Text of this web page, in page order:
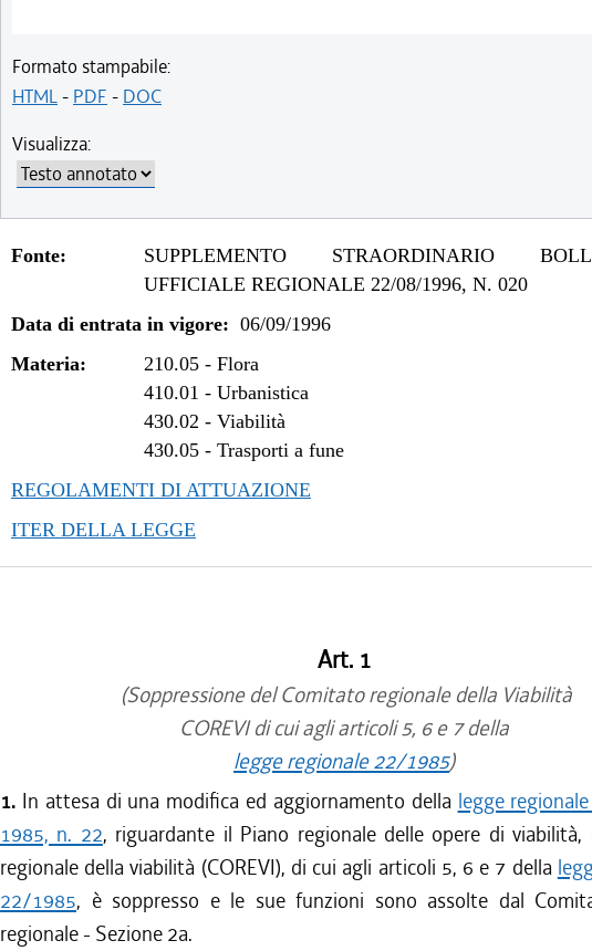
Formato stampabile:
HTML- PDF - DOC
Visualizza:
Fonte:
SUPPLEMENTO STRAORDINARIO
UFFICIALE REGIONALE 22/08/1996, N. 020
Data di entrata in vigore: 06/09/1996
Materia:
210.05 -Flora
410.01 -Urbanistica
430.02 -Viabilità
430.05 -Trasporti a fune
REGOLAMENTI DI ATTUAZIONE
ITER DELLA LEGGE
Art. 1
(Soppressione del Comitato regionale della Viabilità
COREVI di cui agli articoli 5, 6 e 7 della
legge regionale 22/1985)
1. In attesa di una modifica ed aggiornamento della legge
1985, n. 22, riguardante il Piano regionale delle opere di
regionale della viabilità (COREVI), di cui agli articoli 5, 6 e 7 della
22/1985, è soppresso e le sue funzioni sono assolte dal
regionale - Sezione 2a.